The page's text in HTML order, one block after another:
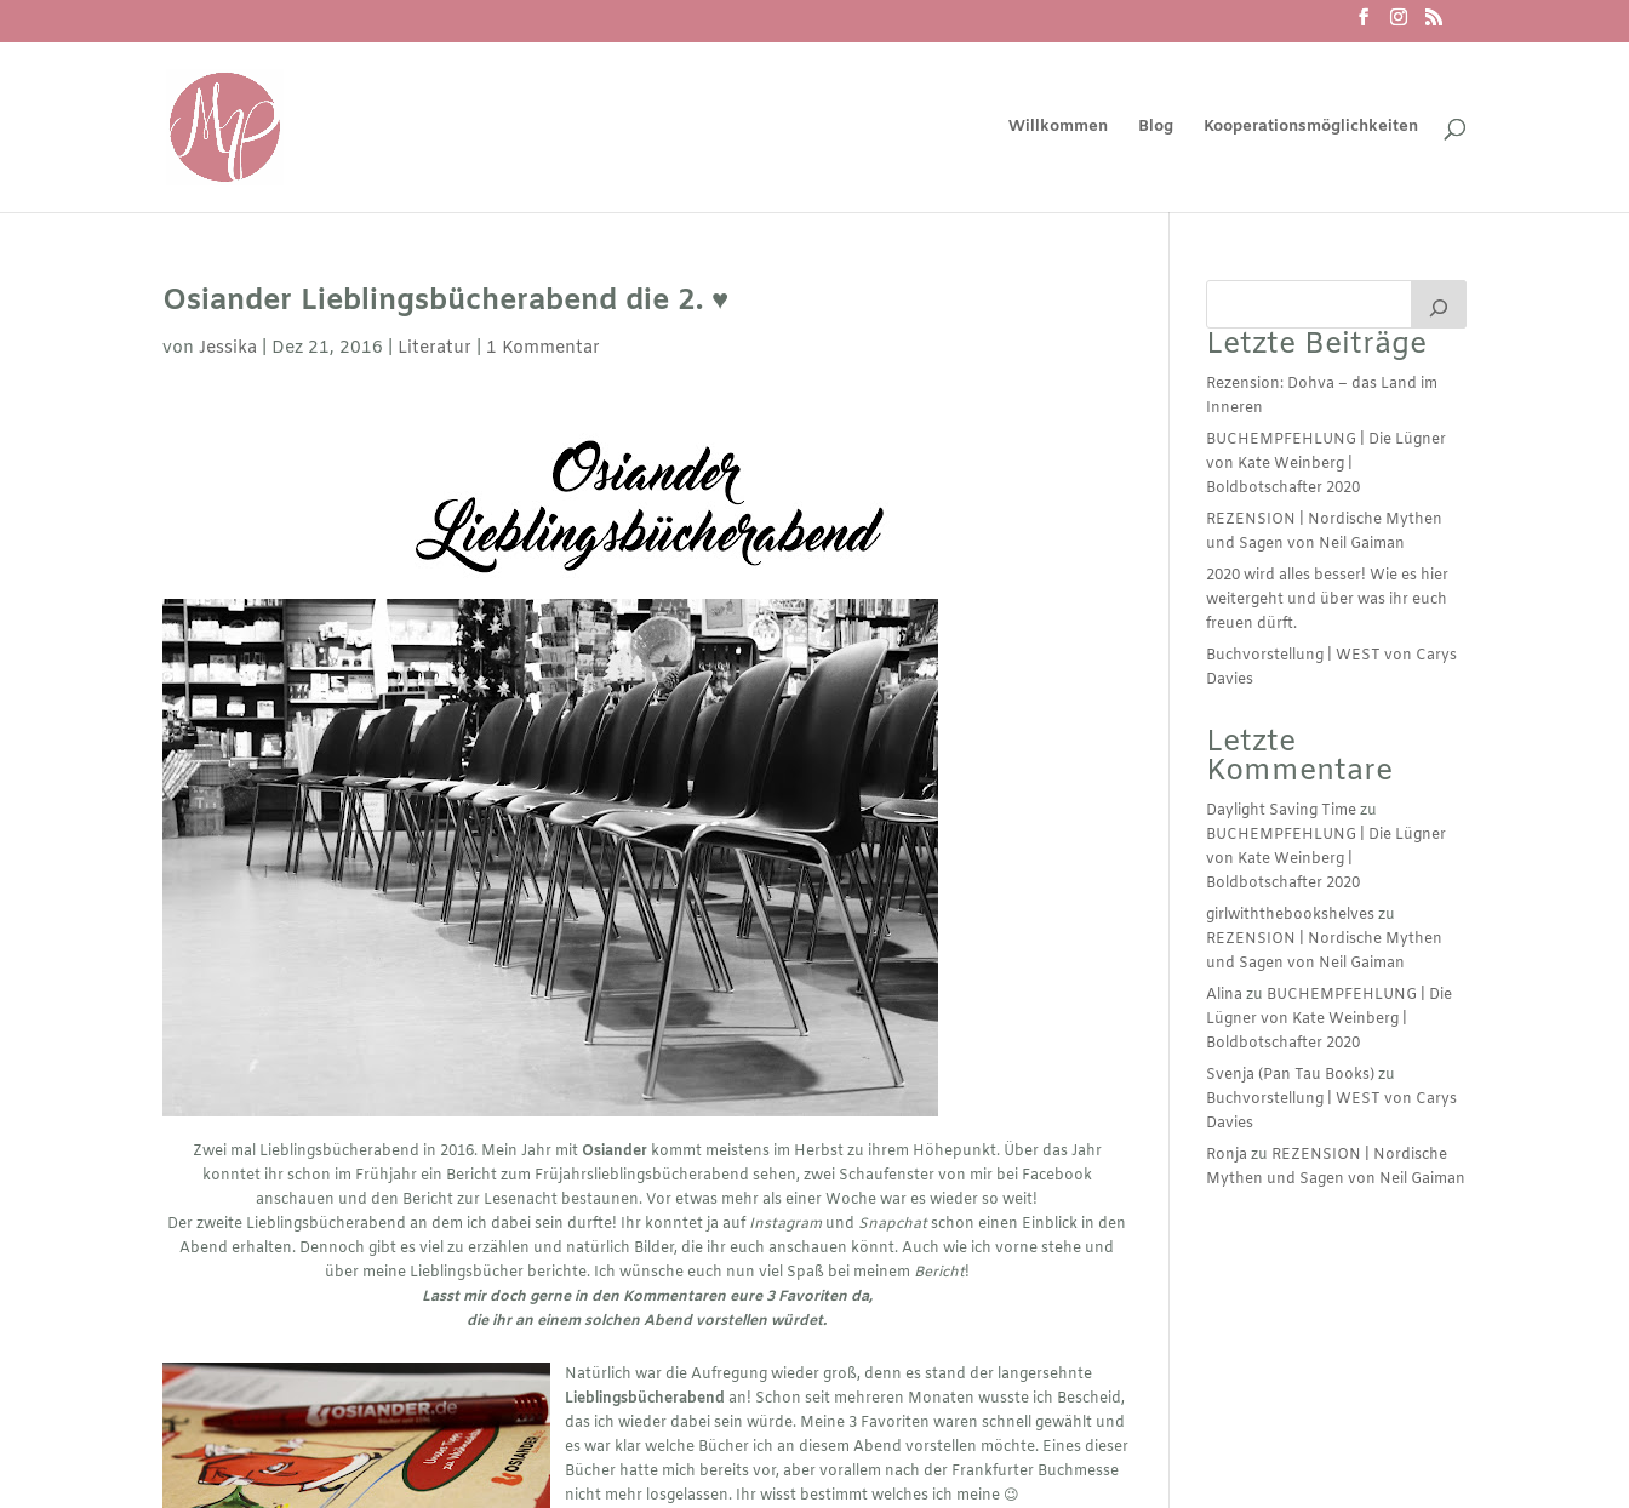
Willkommen Blog Kooperationsmöglichkeiten
Osiander Lieblingsbücherabend die 2. ♥︎
vonJessika Dez 21, 2016 Literatur 1 Kommentar
Zwei mal Lieblingsbücherabend in 2016. Mein Jahr mit Osianderkommt meistens im Herbst zu ihrem Höhepunkt. Über das Jahr
konntet ihr schon im Frühjahr ein Bericht zum Früjahrslieblingsbücherabend sehen, zwei Schaufenster von mir bei Facebook
anschauen und den Bericht zur Lesenacht bestaunen. Vor etwas mehr als einer Woche war es wieder so weit!
Der zweite Lieblingsbücherabend an dem ich dabei sein durfte! Ihr konntet ja aufInstagram und Snapchatschon einen Einblick in den
Abend erhalten. Dennoch gibt es viel zu erzählen und natürlich Bilder, die ihr euch anschauen könnt. Auch wie ich vorne stehe und
über meine Lieblingsbücher berichte. Ich wünsche euch nun viel Spaß bei meinem Bericht!
Lasst mir doch gerne in den Kommentaren eure 3 Favoriten da,
die ihr an einem solchen Abend vorstellen würdet.
Natürlich war die Aufregung wieder groß, denn es stand der langersehnte
Lieblingsbücherabend an! Schon seit mehreren Monaten wusste ich Bescheid,
das ich wieder dabei sein würde. Meine 3 Favoriten waren schnell gewählt und
es war klar welche Bücher ich an diesem Abend vorstellen möchte. Eines dieser
Bücher hatte mich bereits vor, aber vorallem nach der Frankfurter Buchmesse
nicht mehr losgelassen. Ihr wisst bestimmt welches ich meine 😉
Letzte Beiträge
Rezension: Dohva – das Land im
Inneren
BUCHEMPFEHLUNG | Die Lügner
von Kate Weinberg |
Boldbotschafter 2020
REZENSION | Nordische Mythen
und Sagen von Neil Gaiman
2020 wird alles besser! Wie es hier
weitergeht und über was ihr euch
freuen dürft.
Buchvorstellung | WEST von Carys
Davies
Letzte
Kommentare
Daylight Saving Timezu
BUCHEMPFEHLUNG | Die Lügner
von Kate Weinberg |
Boldbotschafter 2020
girlwiththebookshelveszu
REZENSION | Nordische Mythen
und Sagen von Neil Gaiman
Alina zu BUCHEMPFEHLUNG | Die
Lügner von Kate Weinberg |
Boldbotschafter 2020
Svenja (Pan Tau Books)zu
Buchvorstellung | WEST von Carys
Davies
Ronja zu REZENSION | Nordische
Mythen und Sagen von Neil Gaiman